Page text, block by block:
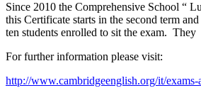
Since 2010 the Comprehensive School “
this Certificate starts in the second term
ten students enrolled to sit the exam. They
For further information please visit:
http://www.cambridgeenglish.org/it/